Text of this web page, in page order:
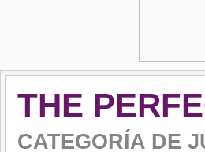
THE
CATEGORÍA DE